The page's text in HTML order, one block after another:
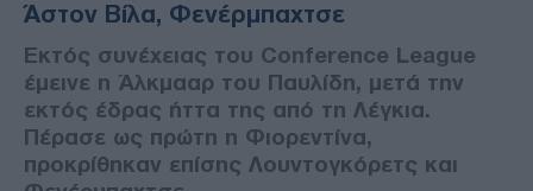
Άστον Βίλα, Φενέρμπαχτσε
Εκτός συνέχειας του Conference League
έμεινε η Άλκμααρ του Παυλίδη, μετά την
εκτός έδρας ήττα της από τη Λέγκια.
Πέρασε ως πρώτη η Φιορεντίνα,
προκρίθηκαν επίσης Λουντογκόρετς και